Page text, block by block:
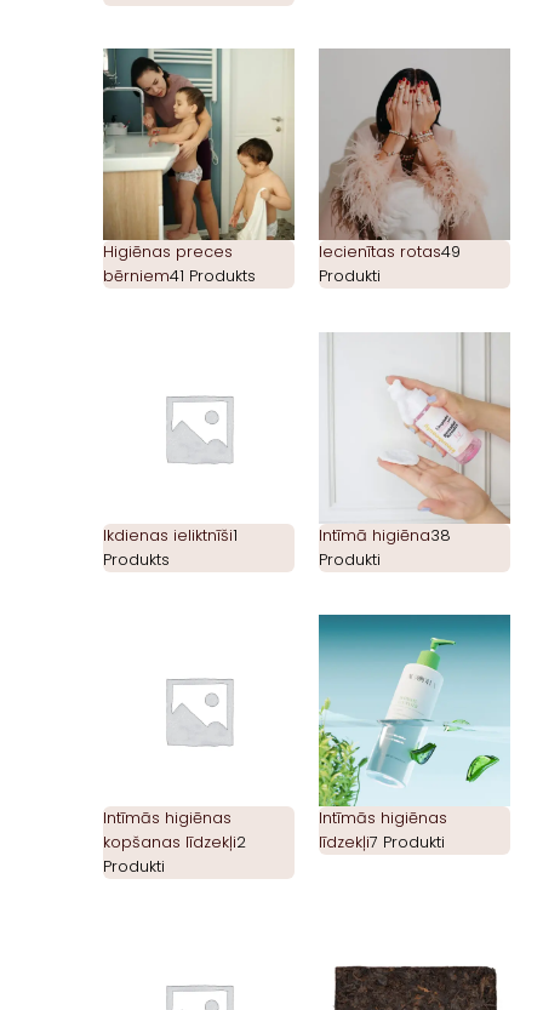
Higiēnas preces
bērniem41 Produkts
Iecienītas rotas49
Produkti
Ikdienas ieliktnīši1
Produkts
Intīmā higiēna38
Produkti
Intīmās higiēnas
kopšanas līdzekļi2
Produkti
Intīmās higiēnas
līdzekļi7 Produkti